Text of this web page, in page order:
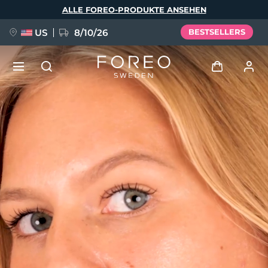
ALLE FOREO-PRODUKTE ANSEHEN
US 8/10/26 BESTSELLERS
Anmelden
Benutzerkonto
Meine Geräte
Meine Bestellungen
Meine Adressen
Meine Abonnements
NEU
FAQ™ Pure Beauty-Tech Elixir
issa™ Teeth Whitening Set
Deutsch
Español
Italiano
Português
Polski
Svenska
Türkçe
简体中文 繁體中文